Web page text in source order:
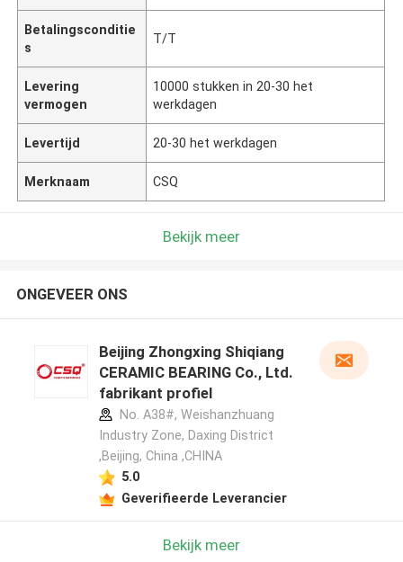
Betalingsconditie
s
T/T
Levering
vermogen
10000 stukken in 20-30 het
werkdagen
Levertijd 20-30 het werkdagen
Merknaam CSQ
Bekijk meer
ONGEVEER ONS
Beijing Zhongxing Shiqiang
CERAMIC BEARING Co., Ltd.
fabrikant profiel
No. A38#, Weishanzhuang
Industry Zone, Daxing District
,Beijing, China ,CHINA
5.0
Geverifieerde Leverancier
Bekijk meer